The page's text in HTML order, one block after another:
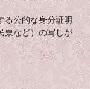
る公的な身分証明
票など）の写しが